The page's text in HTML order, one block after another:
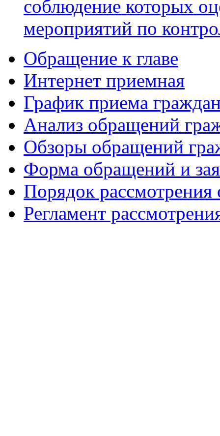
соблюдение которых
мероприятий по
Обращение к главе
Интернет приемная
График приема
Анализ обращений
Обзоры обращений
Форма обращений и
Порядок
Регламент